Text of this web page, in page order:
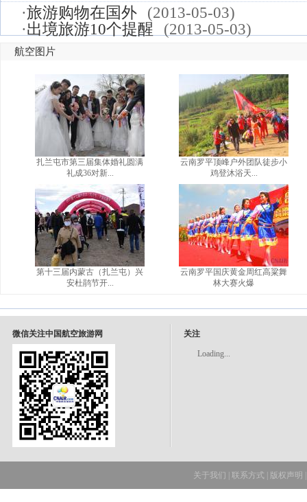
·旅游购物在国外
(2013-05-03)
·出境旅游10个提醒 (2013-05-03)
航空图片
扎兰屯市第三届集体婚礼圆满
礼成36对新...
第十三届内蒙古（扎兰屯）兴
安杜鹃节开...
云南罗平顶峰户外团队徒步小
鸡登沐浴天...
云南罗平国庆黄金周红高粱舞
林大赛火爆
微信关注中国航空旅游网 关注
Loading...
关于我们 联系方式 版权声明